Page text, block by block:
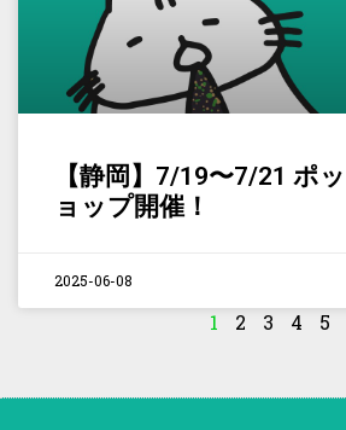
【静岡】7/19〜7/21 ポ
ョップ開催！
2025-06-08
1 2 3 4 5